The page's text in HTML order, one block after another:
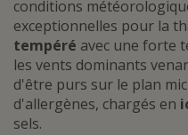
conditions
exceptionnelles pour la
tempéré avec une forte
les vents dominants
d'être purs sur le plan
d'allergènes, chargés en
sels.